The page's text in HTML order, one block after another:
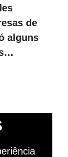
de
alguns